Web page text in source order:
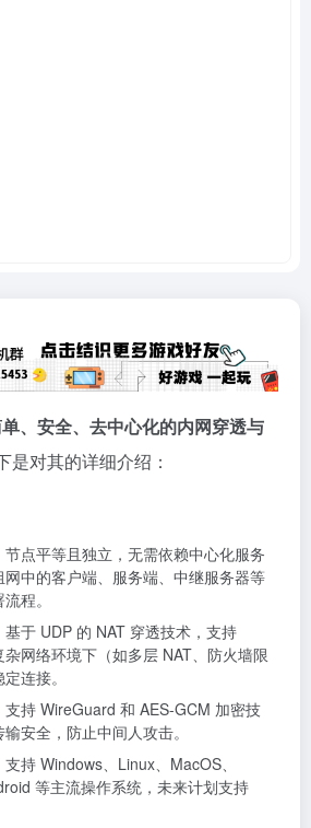
、安全、去中心化的内网穿透与
是对其的详细介绍：
节点平等且独立，无需依赖中心化服务
中的客户端、服务端、中继服务器等
程。
基于 UDP 的 NAT 穿透技术，支持
网络环境下（如多层 NAT、防火墙限
连接。
支持 WireGuard 和 AES-GCM 加密技
安全，防止中间人攻击。
支持 Windows、Linux、MacOS、
等主流操作系统，未来计划支持